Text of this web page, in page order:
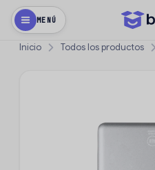
MENÚ
Inicio Todos los productos